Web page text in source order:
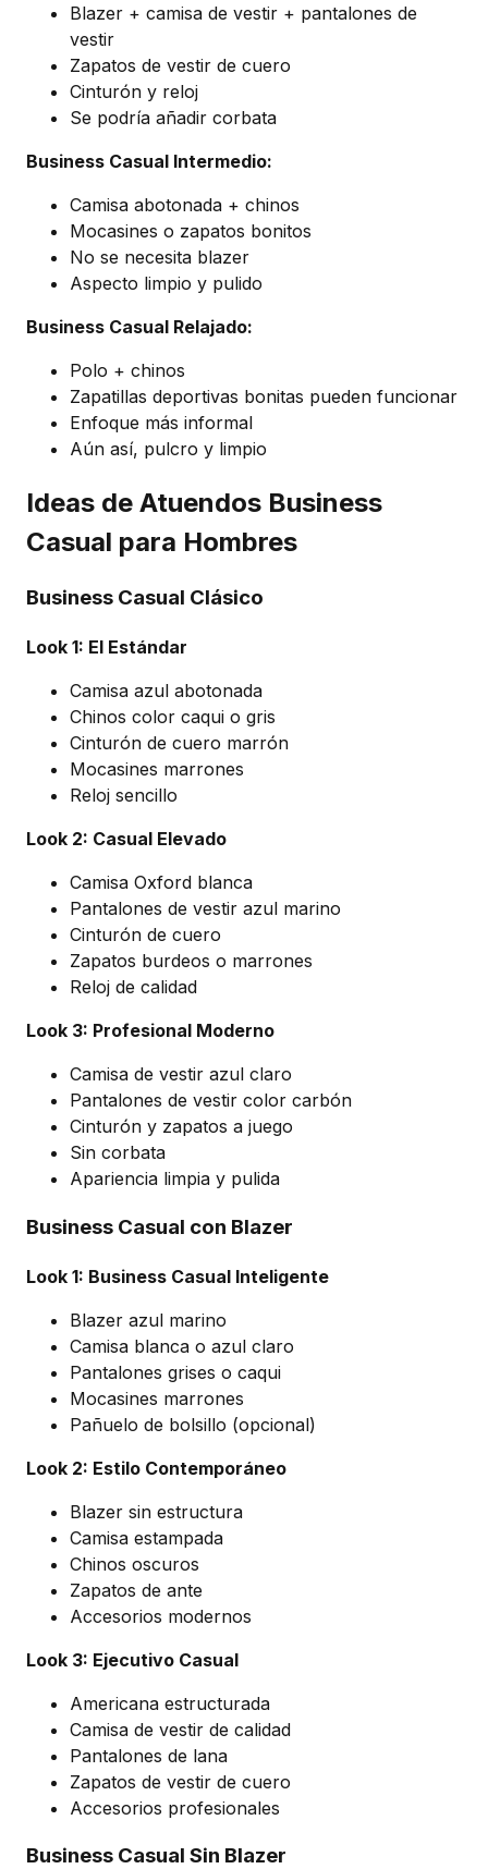
Blazer + camisa de vestir + pantalones de
vestir
Zapatos de vestir de cuero
Cinturón y reloj
Se podría añadir corbata
Business Casual Intermedio:
Camisa abotonada + chinos
Mocasines o zapatos bonitos
No se necesita blazer
Aspecto limpio y pulido
Business Casual Relajado:
Polo + chinos
Zapatillas deportivas bonitas pueden funcionar
Enfoque más informal
Aún así, pulcro y limpio
Ideas de Atuendos Business
Casual para Hombres
Business Casual Clásico
Look 1: El Estándar
Camisa azul abotonada
Chinos color caqui o gris
Cinturón de cuero marrón
Mocasines marrones
Reloj sencillo
Look 2: Casual Elevado
Camisa Oxford blanca
Pantalones de vestir azul marino
Cinturón de cuero
Zapatos burdeos o marrones
Reloj de calidad
Look 3: Profesional Moderno
Camisa de vestir azul claro
Pantalones de vestir color carbón
Cinturón y zapatos a juego
Sin corbata
Apariencia limpia y pulida
Business Casual con Blazer
Look 1: Business Casual Inteligente
Blazer azul marino
Camisa blanca o azul claro
Pantalones grises o caqui
Mocasines marrones
Pañuelo de bolsillo (opcional)
Look 2: Estilo Contemporáneo
Blazer sin estructura
Camisa estampada
Chinos oscuros
Zapatos de ante
Accesorios modernos
Look 3: Ejecutivo Casual
Americana estructurada
Camisa de vestir de calidad
Pantalones de lana
Zapatos de vestir de cuero
Accesorios profesionales
Business Casual Sin Blazer